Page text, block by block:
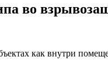
во
как внутри